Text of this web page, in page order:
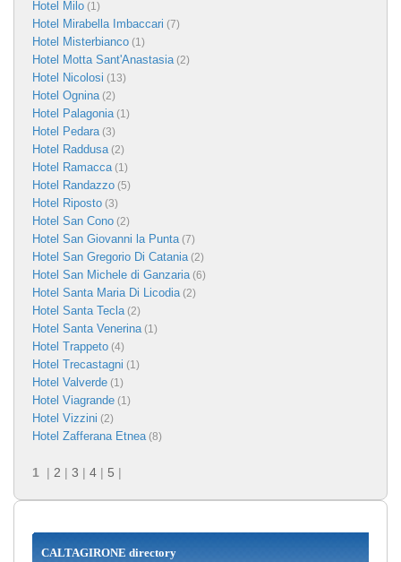
Hotel Milo (1)
Hotel Mirabella Imbaccari (7)
Hotel Misterbianco (1)
Hotel Motta Sant'Anastasia(2)
Hotel Nicolosi (13)
Hotel Ognina(2)
Hotel Palagonia(1)
Hotel Pedara(3)
Hotel Raddusa(2)
Hotel Ramacca(1)
Hotel Randazzo (5)
Hotel Riposto (3)
Hotel San Cono (2)
Hotel San Giovanni la Punta(7)
Hotel San Gregorio Di Catania(2)
Hotel San Michele di Ganzaria(6)
Hotel Santa Maria Di Licodia(2)
Hotel Santa Tecla(2)
Hotel Santa Venerina(1)
Hotel Trappeto (4)
Hotel Trecastagni (1)
Hotel Valverde (1)
Hotel Viagrande (1)
Hotel Vizzini (2)
Hotel Zafferana Etnea(8)
1 | 2 | 3 | 4 | 5 |
CALTAGIRONE directory